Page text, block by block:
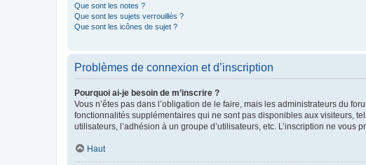
Que sont les notes ?
Que sont les sujets verrouillés ?
Que sont les icônes de sujet ?
Problèmes de connexion et d’inscription
Pourquoi ai-je besoin de m’inscrire ?
Vous n’êtes pas dans l’obligation de le faire, mais les administrateurs du
fonctionnalités supplémentaires qui ne sont pas disponibles aux visiteurs,
utilisateurs, l’adhésion à un groupe d’utilisateurs, etc. L’inscription ne vous
Haut